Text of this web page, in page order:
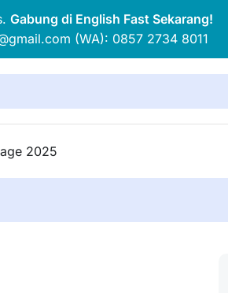
Gabung di English Fast Sekarang!
(WA): 0857 2734 8011
2025